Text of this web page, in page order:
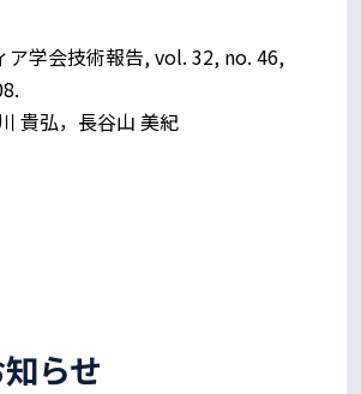
らせ
ア学会技術報告, vol. 32, no. 46,
貴弘，長谷山 美紀